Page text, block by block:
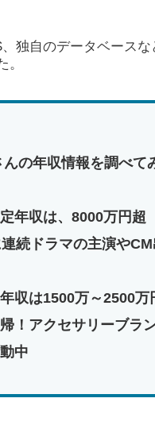
独自のデータベースな
の年収情報を調べて
年収は、8000万円超
続ドラマの主演や
収は1500万～2500万
！アクセサリーブラ
中